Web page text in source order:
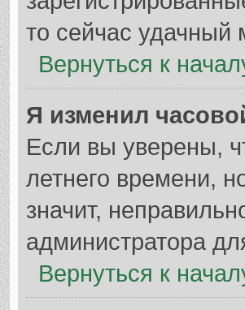
то сейчас удачный
Вернуться к
Я изменил
Если вы уверены,
летнего времени,
значит,
администратора
Вернуться к